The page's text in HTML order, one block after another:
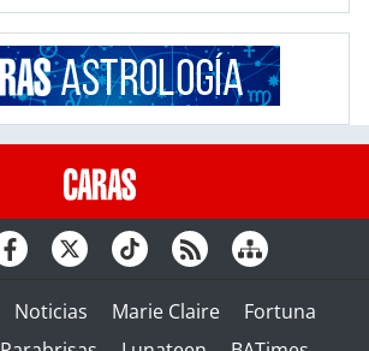
Noticias Marie Claire
Fortuna